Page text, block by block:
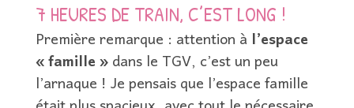
7 HEURES DE TRAIN, C’EST LONG !
Première remarque : attention àl’espace
« famille »dans le TGV, c’est un peu
l’arnaque ! Je pensais que l’espace famille